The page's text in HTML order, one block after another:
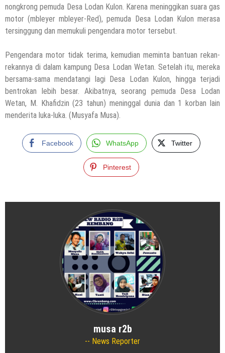
nongkrong pemuda Desa Lodan Kulon. Karena meninggikan suara gas
motor (mbleyer mbleyer-Red), pemuda Desa Lodan Kulon merasa
tersinggung dan memukuli pengendara motor tersebut.
Pengendara motor tidak terima, kemudian meminta bantuan rekan-
rekannya di dalam kampung Desa Lodan Wetan. Setelah itu, mereka
bersama-sama mendatangi lagi Desa Lodan Kulon, hingga terjadi
bentrokan lebih besar. Akibatnya, seorang pemuda Desa Lodan
Wetan, M. Khafidzin (23 tahun) meninggal dunia dan 1 korban lain
menderita luka-luka. (Musyafa Musa).
Facebook WhatsApp Twitter
Pinterest
musa r2b
News Reporter